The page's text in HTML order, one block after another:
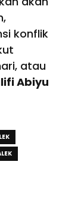
konflik
atau
Abiyu